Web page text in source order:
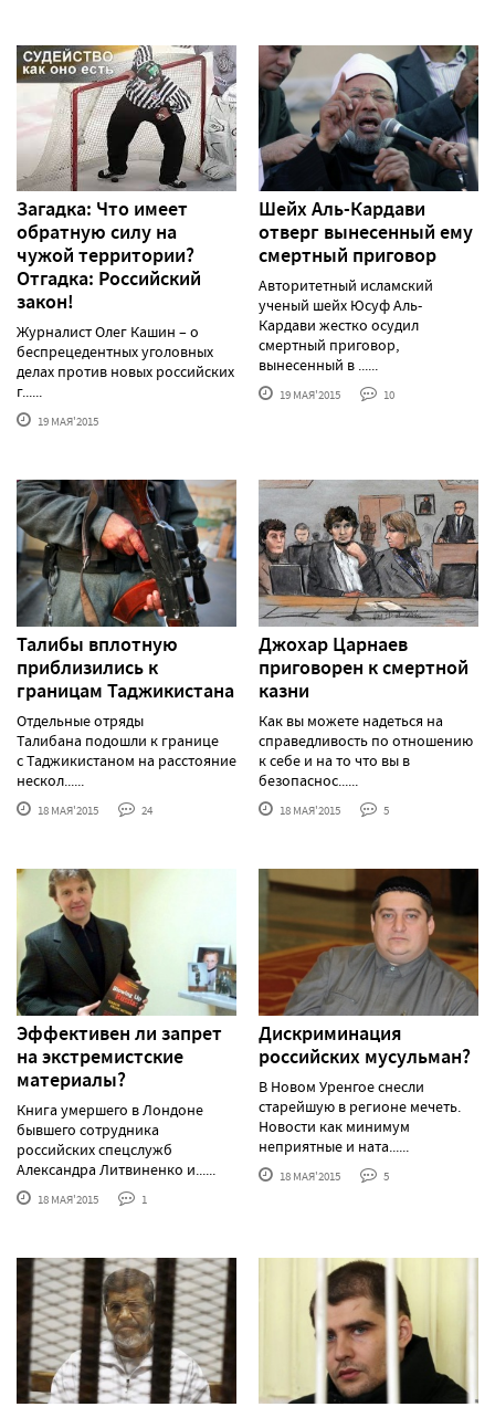
Загадка: Что имеет
обратную силу на
чужой территории?
Отгадка: Российский
закон!
Журналист Олег Кашин – о
беспрецедентных уголовных
делах против новых российских
г......
19 МАЯ'2015
Шейх Аль-Кардави
отверг вынесенный ему
смертный приговор
Авторитетный исламский
ученый шейх Юсуф Аль-
Кардави жестко осудил
смертный приговор,
вынесенный в ......
19 МАЯ'2015 10
Талибы вплотную
приблизились к
границам Таджикистана
Отдельные отряды
Талибана подошли к границе
с Таджикистаном на расстояние
нескол......
18 МАЯ'2015 24
Джохар Царнаев
приговорен к смертной
казни
Как вы можете надеться на
справедливость по отношению
к себе и на то что вы в
безопаснос......
18 МАЯ'2015 5
Эффективен ли запрет
на экстремистские
материалы?
Книга умершего в Лондоне
бывшего сотрудника
российских спецслужб
Александра Литвиненко и......
18 МАЯ'2015 1
Дискриминация
российских мусульман?
В Новом Уренгое снесли
старейшую в регионе мечеть.
Новости как минимум
неприятные и ната......
18 МАЯ'2015 5